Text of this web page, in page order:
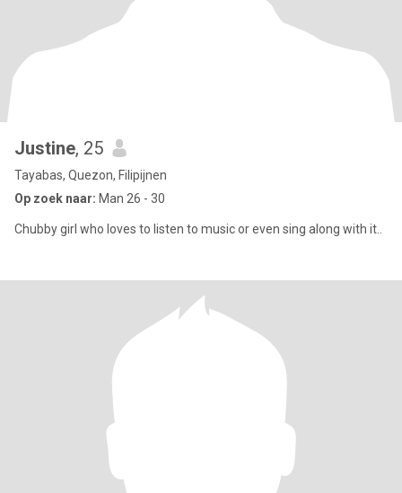
Justine, 25
Tayabas, Quezon, Filipijnen
Op zoek naar: Man 26 - 30
Chubby girl who loves to listen to music or even sing along with it..